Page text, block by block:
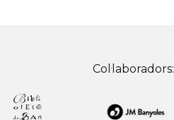
Col·laboradors: